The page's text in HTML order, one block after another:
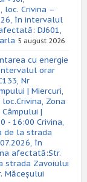
loc. Crivina –
în intervalul
DJ601,
5 august 2026
cu energie
orar
Nr
| Miercuri,
Zona
|
- 16:00 Crivina,
de la strada
în
afectată:Str.
strada Zavoiului
Măceșului